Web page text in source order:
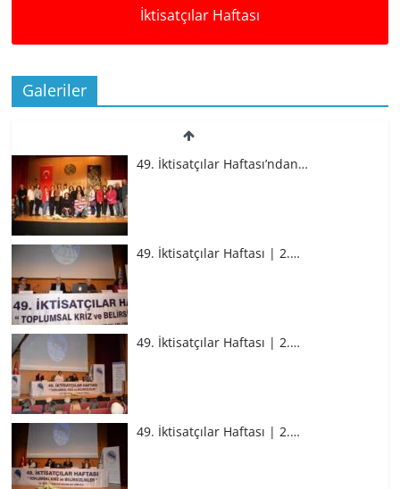
İktisatçılar Haftası
Galeriler
49. İktisatçılar Haftası’ndan…
49. İktisatçılar Haftası | 2.…
49. İktisatçılar Haftası | 2.…
49. İktisatçılar Haftası | 2.…